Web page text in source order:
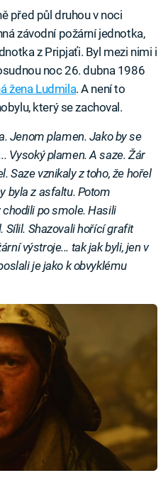
před půl druhou v noci
závodní požární jednotka,
z Pripjaťi. Byl mezi nimi i
noc 26. dubna 1986
žena Ludmila. A není to
který se zachoval.
Jenom plamen. Jako by se
Vysoký plamen. A saze. Žár
Saze vznikaly z toho, že hořel
byla z asfaltu. Potom
chodili po smole. Hasili
Sílil. Shazovali hořící grafit
výstroje... tak jak byli, jen v
je jako k obvyklému